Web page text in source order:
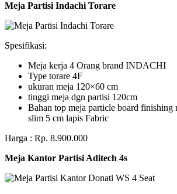
Meja Partisi Indachi Torare
Spesifikasi:
Meja kerja 4 Orang brand INDACHI
Type torare 4F
ukuran meja 120×60 cm
tinggi meja dgn partisi 120cm
Bahan top meja particle board finishing
slim 5 cm lapis Fabric
Harga : Rp. 8.900.000
Meja Kantor Partisi Aditech 4s